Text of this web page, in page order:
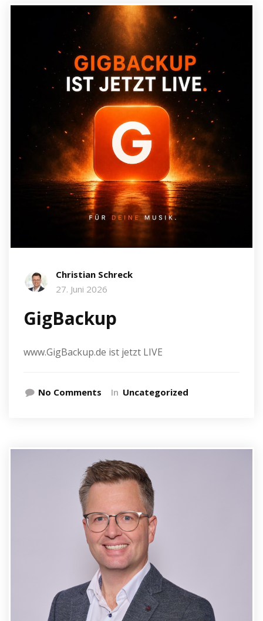
Christian Schreck
27. Juni 2026
GigBackup
www.GigBackup.de ist jetzt LIVE
No Comments In Uncategorized